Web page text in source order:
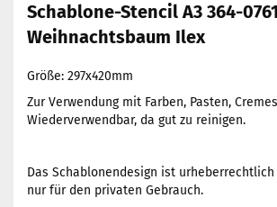
Schablone-Stencil A3 364-0761
Weihnachtsbaum Ilex
Größe: 297x420mm
Zur Verwendung mit Farben, Pasten,
Wiederverwendbar, da gut zu reinigen.
Das Schablonendesign ist urheberrechtlich
nur für den privaten Gebrauch.